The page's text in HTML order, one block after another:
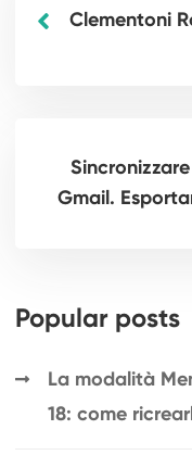
Clementoni
Gmail.
Popular posts
La modalità
18: come